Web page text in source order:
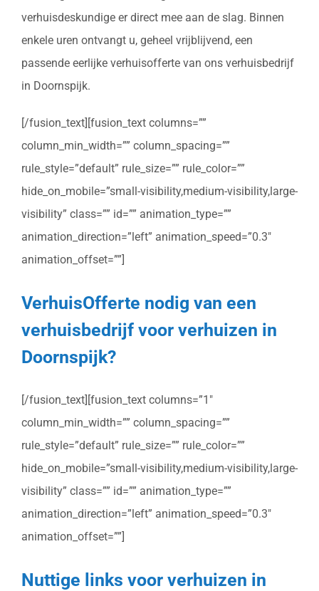
verhuisdeskundige er direct mee aan de slag. Binnen
enkele uren ontvangt u, geheel vrijblijvend, een
passende eerlijke verhuisofferte van ons verhuisbedrijf
in Doornspijk.
[/fusion_text][fusion_text columns=””
column_min_width=”” column_spacing=””
rule_style=”default” rule_size=”” rule_color=””
hide_on_mobile=”small-visibility,medium-visibility,large-
visibility” class=”” id=”” animation_type=””
animation_direction=”left” animation_speed=”0.3″
animation_offset=””]
VerhuisOfferte nodig van een
verhuisbedrijf voor verhuizen in
Doornspijk?
[/fusion_text][fusion_text columns=”1″
column_min_width=”” column_spacing=””
rule_style=”default” rule_size=”” rule_color=””
hide_on_mobile=”small-visibility,medium-visibility,large-
visibility” class=”” id=”” animation_type=””
animation_direction=”left” animation_speed=”0.3″
animation_offset=””]
Nuttige links voor verhuizen in